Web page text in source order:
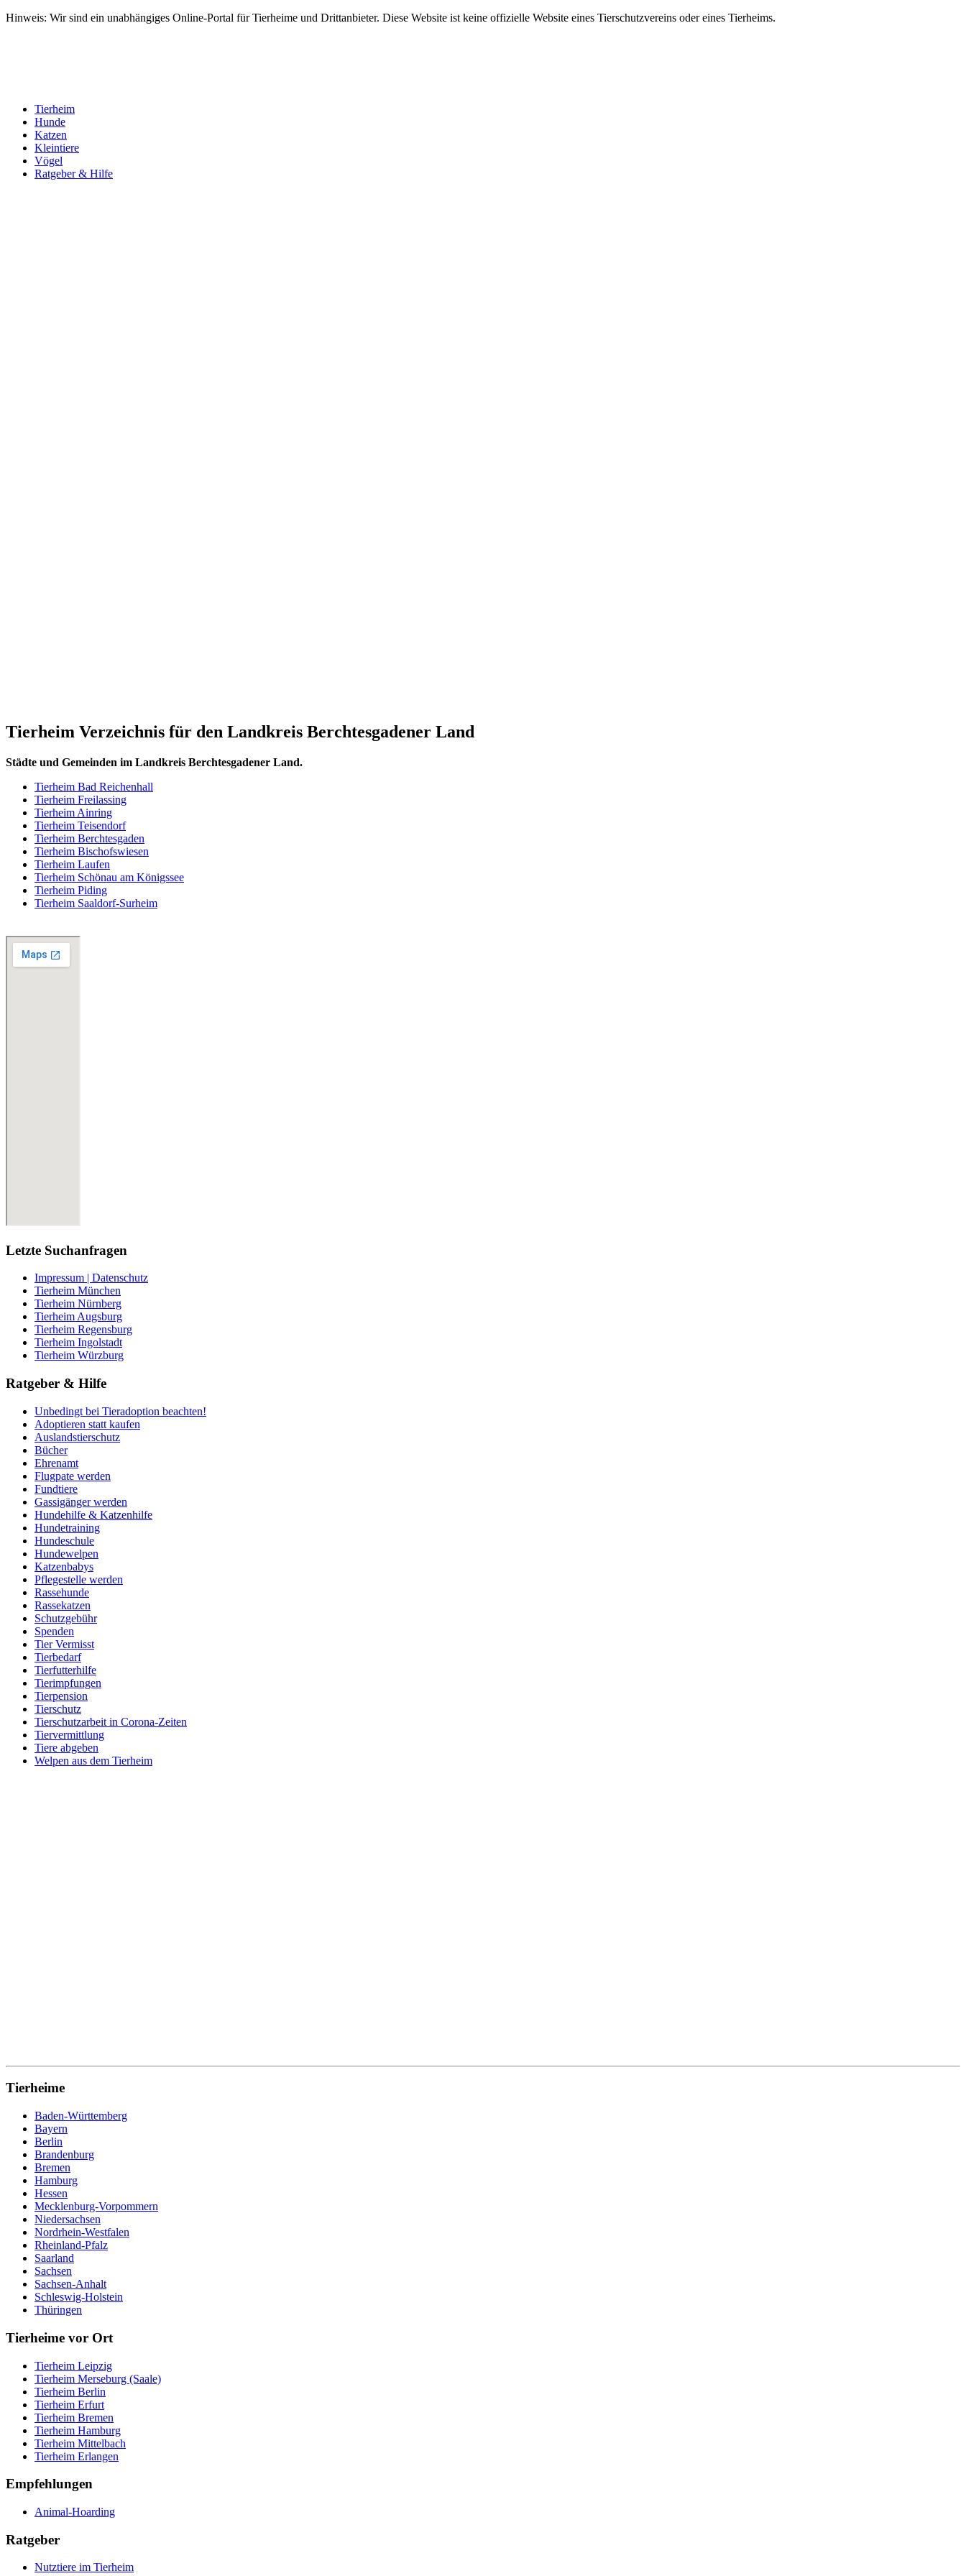
Hinweis: Wir sind ein unabhängiges Online-Portal für Tierheime und Drittanbieter. Diese Website ist keine offizielle Website eines Tierschutzvereins oder eines Tierheims.
Tierheim
Hunde
Katzen
Kleintiere
Vögel
Ratgeber & Hilfe
Tierheim Verzeichnis für den Landkreis Berchtesgadener Land
Städte und Gemeinden im Landkreis Berchtesgadener Land.
Tierheim Bad Reichenhall
Tierheim Freilassing
Tierheim Ainring
Tierheim Teisendorf
Tierheim Berchtesgaden
Tierheim Bischofswiesen
Tierheim Laufen
Tierheim Schönau am Königssee
Tierheim Piding
Tierheim Saaldorf-Surheim
Letzte Suchanfragen
Impressum | Datenschutz
Tierheim München
Tierheim Nürnberg
Tierheim Augsburg
Tierheim Regensburg
Tierheim Ingolstadt
Tierheim Würzburg
Ratgeber & Hilfe
Unbedingt bei Tieradoption beachten!
Adoptieren statt kaufen
Auslandstierschutz
Bücher
Ehrenamt
Flugpate werden
Fundtiere
Gassigänger werden
Hundehilfe & Katzenhilfe
Hundetraining
Hundeschule
Hundewelpen
Katzenbabys
Pflegestelle werden
Rassehunde
Rassekatzen
Schutzgebühr
Spenden
Tier Vermisst
Tierbedarf
Tierfutterhilfe
Tierimpfungen
Tierpension
Tierschutz
Tierschutzarbeit in Corona-Zeiten
Tiervermittlung
Tiere abgeben
Welpen aus dem Tierheim
Tierheime
Baden-Württemberg
Bayern
Berlin
Brandenburg
Bremen
Hamburg
Hessen
Mecklenburg-Vorpommern
Niedersachsen
Nordrhein-Westfalen
Rheinland-Pfalz
Saarland
Sachsen
Sachsen-Anhalt
Schleswig-Holstein
Thüringen
Tierheime vor Ort
Tierheim Leipzig
Tierheim Merseburg (Saale)
Tierheim Berlin
Tierheim Erfurt
Tierheim Bremen
Tierheim Hamburg
Tierheim Mittelbach
Tierheim Erlangen
Empfehlungen
Animal-Hoarding
Ratgeber
Nutztiere im Tierheim